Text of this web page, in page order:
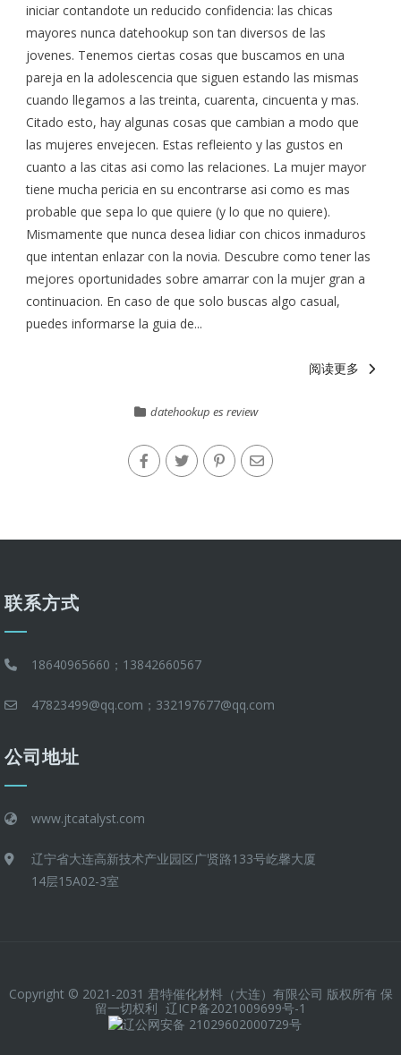
iniciar contandote un reducido confidencia: las chicas
mayores nunca datehookup son tan diversos de las
jovenes. Tenemos ciertas cosas que buscamos en una
pareja en la adolescencia que siguen estando las mismas
cuando llegamos a las treinta, cuarenta, cincuenta y mas.
Citado esto, hay algunas cosas que cambian a modo que
las mujeres envejecen. Estas refleiento y las gustos en
cuanto a las citas asi­ como las relaciones. La mujer mayor
tiene mucha pericia en su encontrarse asi­ como es mas
probable que sepa lo que quiere (y lo que no quiere).
Mismamente que nunca desea lidiar con chicos inmaduros
que intentan enlazar con la novia. Descubre como tener las
mejores oportunidades sobre amarrar con la mujer gran a
continuacion. En caso de que solo buscas algo casual,
puedes informarse la guia de...
阅读更多
datehookup es review
联系方式
18640965660；13842660567
47823499@qq.com；332197677@qq.com
公司地址
www.jtcatalyst.com
辽宁省大连高新技术产业园区广贤路133号屹馨大厦
14层15A02-3室
Copyright © 2021-2031 君特催化材料（大连）有限公司 版权所有 保
留一切权利 辽ICP备2021009699号-1
辽公网安备 21029602000729号